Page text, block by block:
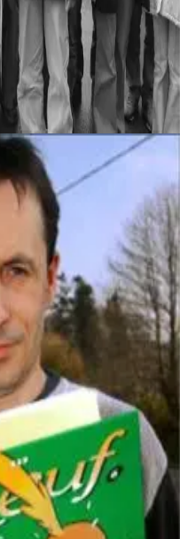
Kerhuon ont
roi de la récré, parle
d'élèves du collège Diwan
dont le héros Titeuf
l'école primaire, est
Un projet
semblent avoir pris